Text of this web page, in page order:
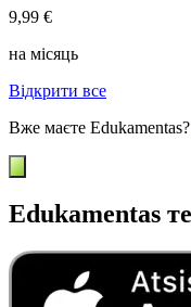
9,99 €
на місяць
Відкрити все
Вже маєте Edukamentas?
Edukamentas